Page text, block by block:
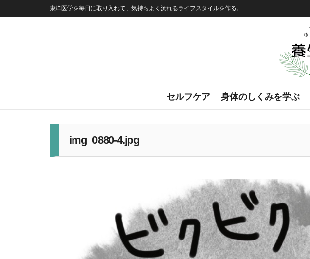
東洋医学を毎日に取り入れて、気持ちよく流れるライフスタイルを作る。
セルフケア 身体のしくみを学ぶ
img_0880-4.jpg